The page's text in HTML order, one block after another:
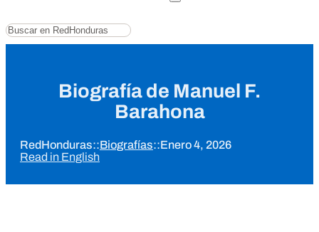
Buscar
Biografía de Manuel F.
Barahona
RedHonduras::Biografías::Enero 4, 2026
Read in English